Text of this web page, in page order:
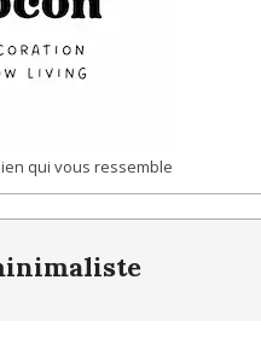
qui vous ressemble